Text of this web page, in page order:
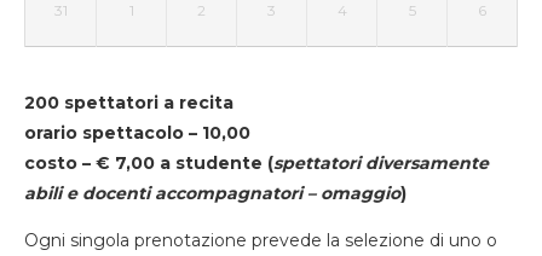
31 1 2 3 4 5 6
200 spettatori a recita
orario spettacolo – 10,00
costo – € 7,00 a studente (spettatori diversamente
abili e docenti accompagnatori – omaggio)
Ogni singola prenotazione prevede la selezione di uno o